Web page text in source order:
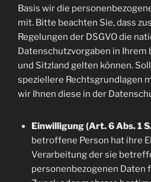
Basis wir die
mit. Bitte beachten Sie, dass
Regelungen der DSGVO die
Datenschutzvorgaben in Ihrem
und Sitzland gelten können.
speziellere Rechtsgrundlagen
wir Ihnen diese in der
Einwilligung (Art. 6 Abs. 1
betroffene Person hat ihre
Verarbeitung der sie
personenbezogenen Daten